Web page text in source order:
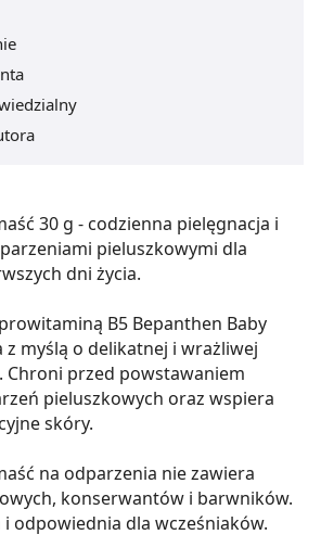
30 g - codzienna pielęgnacja i
pieluszkowymi dla
dni życia.
B5 Bepanthen Baby
z myślą o delikatnej i wrażliwej
Chroni przed powstawaniem
pieluszkowych oraz wspiera
skóry.
na odparzenia nie zawiera
konserwantów i barwników.
i odpowiednia dla wcześniaków.